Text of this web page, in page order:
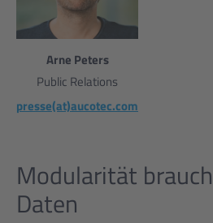
Arne Peters
Public Relations
presse(at)aucotec.com
Modularität
Daten